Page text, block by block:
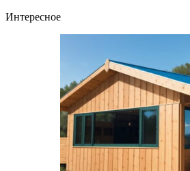
Интересное